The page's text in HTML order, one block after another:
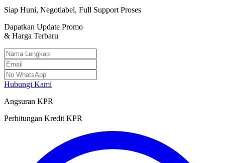
Siap Huni, Negotiabel, Full Support Proses
Dapatkan Update Promo
& Harga Terbaru
Hubungi Kami
Angsuran KPR
Perhitungan Kredit KPR